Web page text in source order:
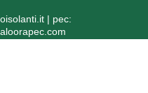
| pec: